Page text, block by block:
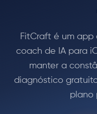
FitCraft é um app
coach de IA para
manter a
diagnóstico
plano